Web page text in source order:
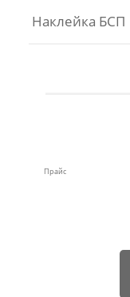
Наклейка БСП
Прайс